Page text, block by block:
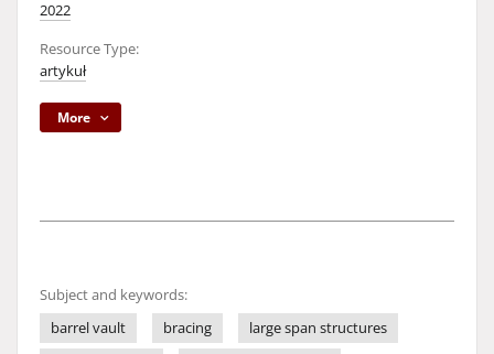
2022
Resource Type:
artykuł
More
Subject and keywords:
barrel vault
bracing
large span structures